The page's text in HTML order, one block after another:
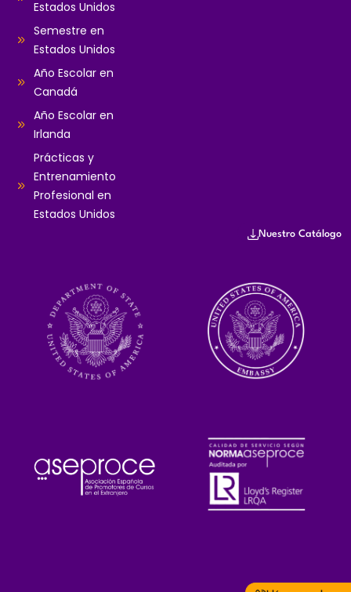
Nuestro Catálogo
Estados Unidos
Semestre en
Estados Unidos
Año Escolar en
Canadá
Año Escolar en
Irlanda
Prácticas y
Entrenamiento
Profesional en
Estados Unidos